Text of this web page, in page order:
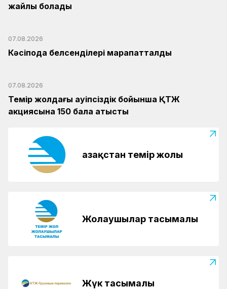
жайлы болады
07.08.2026
Кәсіподақ белсенділері марапатталды
07.08.2026
Темір жолдағы қауіпсіздік бойынша ҚТЖ
акциясына 150 бала қатысты
Қазақстан темір жолы
Жолаушылар тасымалы
Жүк тасымалы